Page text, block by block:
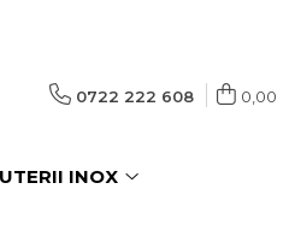
0722 222 608 0,00
INOX